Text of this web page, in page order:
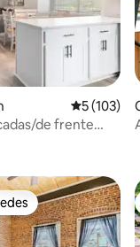
avaliações
5 de uma
5 (103)
de frente
dos hóspedes